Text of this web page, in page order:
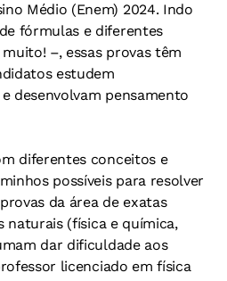
Médio (Enem) 2024. Indo
fórmulas e diferentes
–, essas provas têm
estudem
desenvolvam pensamento
diferentes conceitos e
possíveis para resolver
da área de exatas
naturais (física e química,
dar dificuldade aos
licenciado em física